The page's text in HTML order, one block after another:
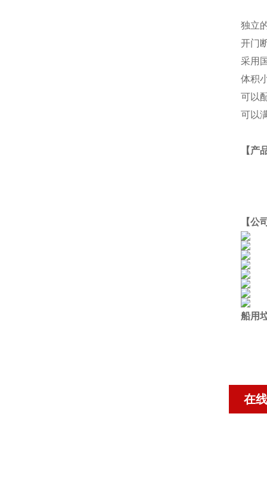
独立
开门
采用
体积
可以
可以
【产
【公
船用
在